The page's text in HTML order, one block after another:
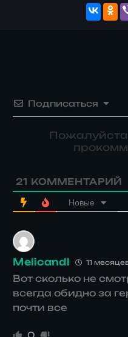
Подписаться
21 КОММЕНТАРИЙ
Новые
Melicandl 11
Вот сколько не
всегда обидно за
почти все
0